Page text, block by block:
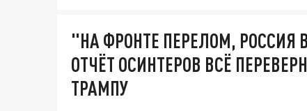
"НА ФРОНТЕ ПЕРЕЛОМ, РОССИЯ
ОТЧЁТ ОСИНТЕРОВ ВСЁ
ТРАМПУ